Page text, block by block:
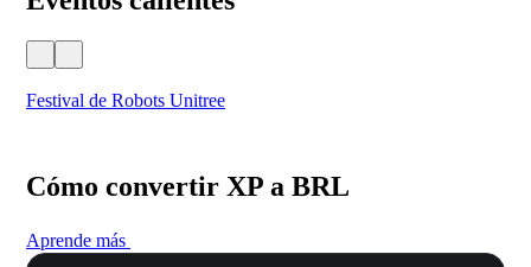
Festival de Robots Unitree
Cómo convertir XP a BRL
Aprende más